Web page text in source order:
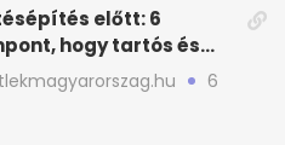
előtt: 6
hogy tartós és
legyen
6